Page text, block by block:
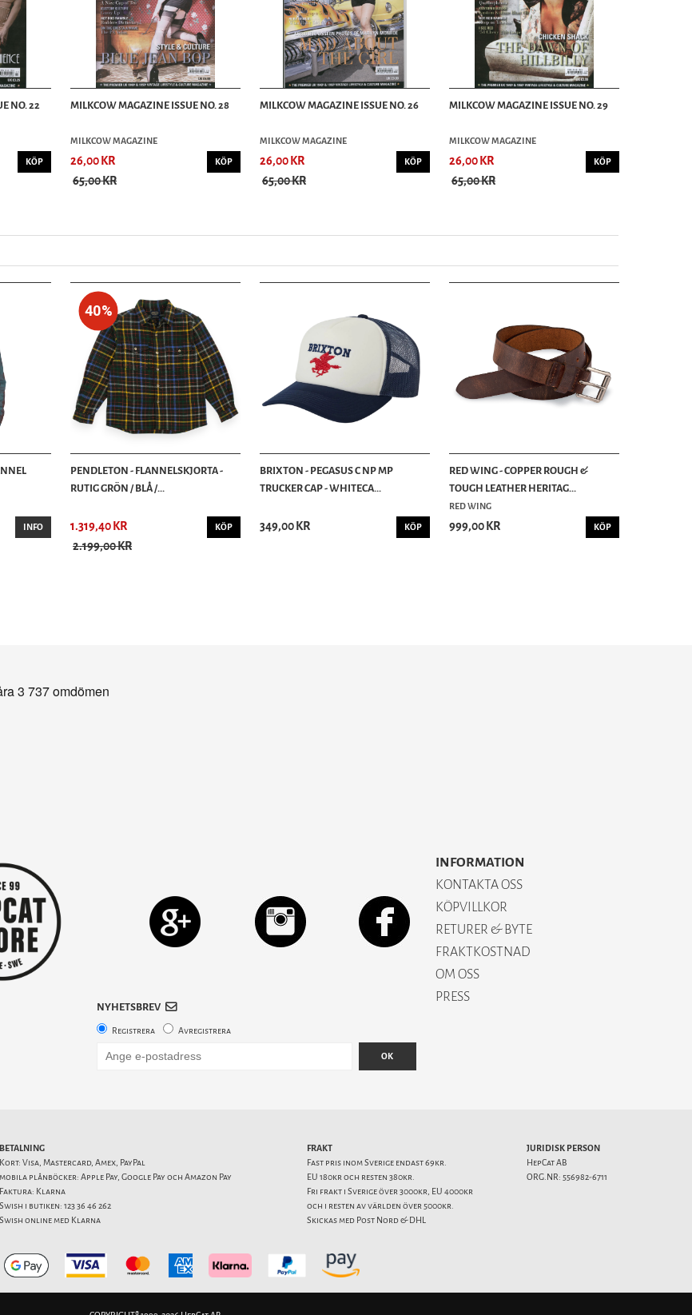
NO. 22
KÖP
MILKCOW MAGAZINE ISSUE NO. 28
MILKCOW MAGAZINE
26,00 KR
65,00 KR
KÖP
MILKCOW MAGAZINE ISSUE NO. 26
MILKCOW MAGAZINE
26,00 KR
65,00 KR
KÖP
MILKCOW MAGAZINE ISSUE NO. 29
MILKCOW MAGAZINE
26,00 KR
65,00 KR
KÖP
INFO
40%
PENDLETON - FLANNELSKJORTA -
RUTIG GRÖN / BLÅ /...
1.319,40 KR
2.199,00 KR
KÖP
BRIXTON - PEGASUS C NP MP
TRUCKER CAP - WHITECA...
349,00 KR KÖP
RED WING - COPPER ROUGH &
TOUGH LEATHER HERITAG...
RED WING
999,00 KR KÖP
INFORMATION
KONTAKTA OSS
KÖPVILLKOR
RETURER & BYTE
FRAKTKOSTNAD
OM OSS
PRESS
NYHETSBREV
Registrera Avregistrera
OK
BETALNING
Kort: Visa, Mastercard, Amex, PayPal
mobila plånböcker: Apple Pay, Google Pay och Amazon Pay
Faktura: Klarna
Swish i butiken: 123 36 46 262
Swish online med Klarna
FRAKT
Fast pris inom Sverige endast 69kr.
EU 180kr och resten 380kr.
Fri frakt i Sverige över 3000kr, EU 4000kr
och i resten av världen över 5000kr.
Skickas med Post Nord & DHL
JURIDISK PERSON
HepCat AB
ORG.NR: 556982-6711